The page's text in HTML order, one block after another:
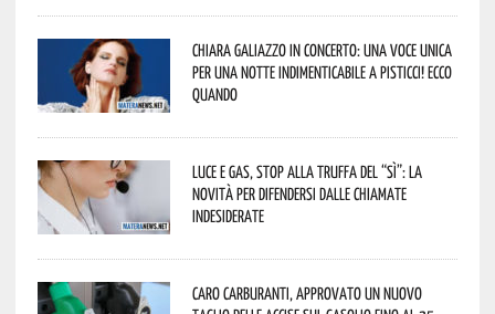
Chiara Galiazzo in concerto: una voce unica
per una notte indimenticabile a Pisticci! Ecco
quando
Luce e gas, stop alla truffa del “Sì”: la
novità per difendersi dalle chiamate
indesiderate
Caro carburanti, approvato un nuovo